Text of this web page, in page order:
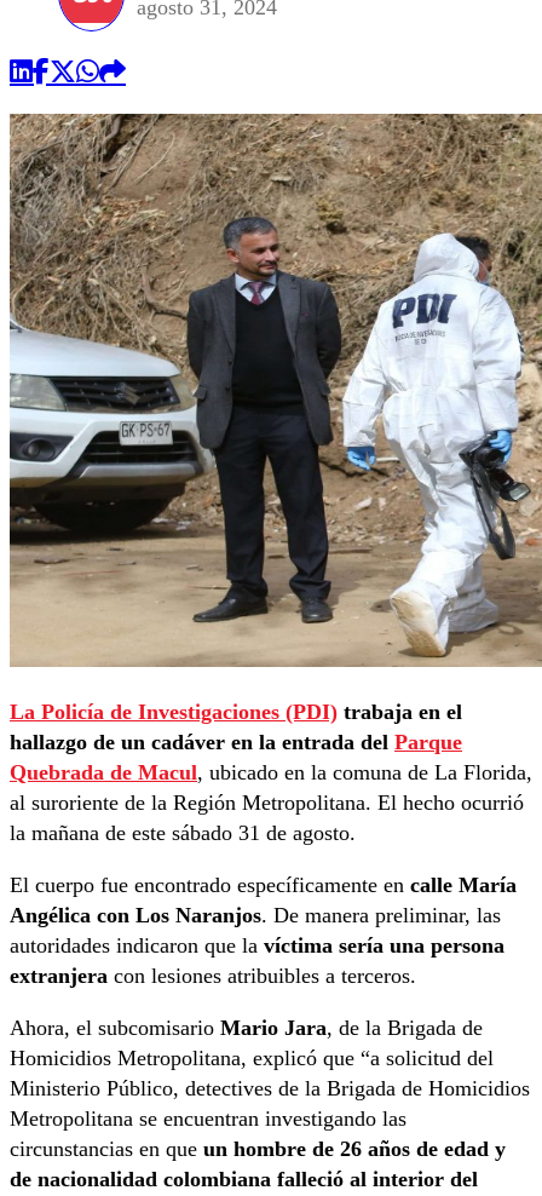
agosto 31, 2024
La Policía de Investigaciones (PDI) trabaja en el
hallazgo de un cadáver en la entrada del Parque
Quebrada de Macul, ubicado en la comuna de La Florida,
al suroriente de la Región Metropolitana. El hecho ocurrió
la mañana de este sábado 31 de agosto.
El cuerpo fue encontrado específicamente en calle María
Angélica con Los Naranjos. De manera preliminar, las
autoridades indicaron que la víctima sería una persona
extranjera con lesiones atribuibles a terceros.
Ahora, el subcomisario Mario Jara, de la Brigada de
Homicidios Metropolitana, explicó que “a solicitud del
Ministerio Público, detectives de la Brigada de Homicidios
Metropolitana se encuentran investigando las
circunstancias en que un hombre de 26 años de edad y
de nacionalidad colombiana falleció al interior del